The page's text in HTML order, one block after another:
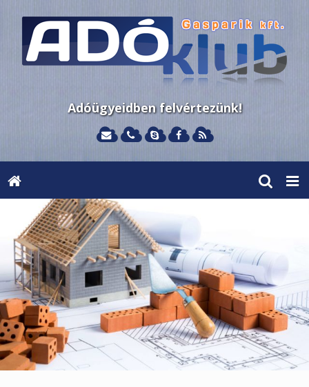
Adóügyeidben felvértezünk!